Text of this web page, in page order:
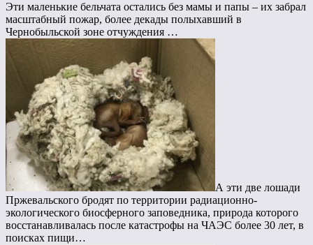
Эти маленькие бельчата остались без мамы и папы – их забрал
масштабный пожар, более декады полыхавший в
Чернобыльской зоне отчуждения …
А эти две лошади
Пржевальского бродят по территории радиационно-
экологического биосферного заповедника, природа которого
восстанавливалась после катастрофы на ЧАЭС более 30 лет, в
поисках пищи…